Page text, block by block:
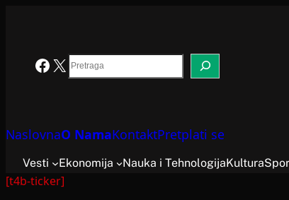
Facebook
X Search
NaslovnaO NamaKontaktPretplati se
Vesti Ekonomija Nauka i TehnologijaKultura
[t4b-ticker]